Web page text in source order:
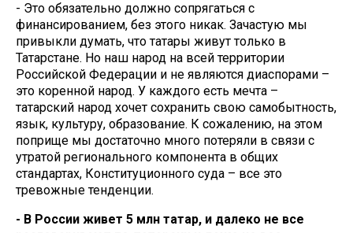
- Это обязательно должно сопрягаться с
финансированием, без этого никак. Зачастую мы
привыкли думать, что татары живут только в
Татарстане. Но наш народ на всей территории
Российской Федерации и не являются диаспорами –
это коренной народ. У каждого есть мечта –
татарский народ хочет сохранить свою самобытность,
язык, культуру, образование. К сожалению, на этом
поприще мы достаточно много потеряли в связи с
утратой регионального компонента в общих
стандартах, Конституционного суда – все это
тревожные тенденции.
- В России живет 5 млн татар, и далеко не все